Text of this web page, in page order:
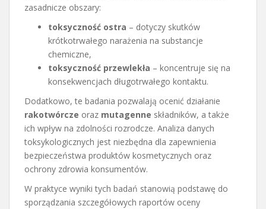
zasadnicze obszary:
toksyczność ostra – dotyczy skutków
krótkotrwałego narażenia na substancje
chemiczne,
toksyczność przewlekła – koncentruje się na
konsekwencjach długotrwałego kontaktu.
Dodatkowo, te badania pozwalają ocenić działanie
rakotwórcze oraz mutagenne składników, a także
ich wpływ na zdolności rozrodcze. Analiza danych
toksykologicznych jest niezbędna dla zapewnienia
bezpieczeństwa produktów kosmetycznych oraz
ochrony zdrowia konsumentów.
W praktyce wyniki tych badań stanowią podstawę do
sporządzania szczegółowych raportów oceny